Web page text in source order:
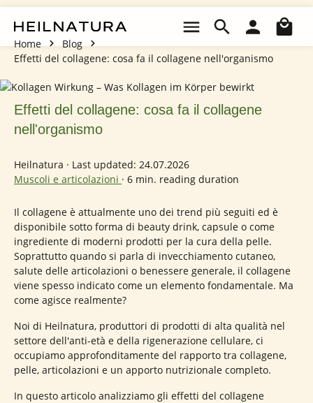
Il
Home
Blog
Effetti del collagene: cosa fa il collagene nell'organismo
Effetti del collagene: cosa fa il collagene
nell'organismo
Heilnatura · Last updated: 24.07.2026
Muscoli e articolazioni · 6 min. reading duration
Il collagene è attualmente uno dei trend più seguiti ed è
disponibile sotto forma di beauty drink, capsule o come
ingrediente di moderni prodotti per la cura della pelle.
Soprattutto quando si parla di invecchiamento cutaneo,
salute delle articolazioni o benessere generale, il collagene
viene spesso indicato come un elemento fondamentale. Ma
come agisce realmente?
Noi di Heilnatura, produttori di prodotti di alta qualità nel
settore dell'anti-età e della rigenerazione cellulare, ci
occupiamo approfonditamente del rapporto tra collagene,
pelle, articolazioni e un apporto nutrizionale completo.
In questo articolo analizziamo gli effetti del collagene